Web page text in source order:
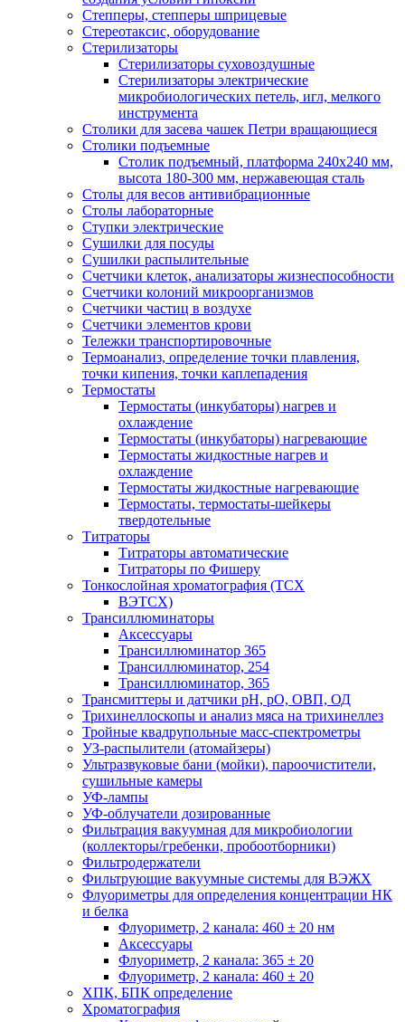
Степперы, степперы шприцевые
Стереотаксис, оборудование
Стерилизаторы
Стерилизаторы суховоздушные
Стерилизаторы электрические
микробиологических петель, игл, мелкого
инструмента
Столики для засева чашек Петри вращающиеся
Столики подъемные
Столик подъемный, платформа 240х240 мм,
высота 180-300 мм, нержавеющая сталь
Столы для весов антивибрационные
Столы лабораторные
Ступки электрические
Сушилки для посуды
Сушилки распылительные
Счетчики клеток, анализаторы жизнеспособности
Счетчики колоний микроорганизмов
Счетчики частиц в воздухе
Счетчики элементов крови
Тележки транспортировочные
Термоанализ, определение точки плавления,
точки кипения, точки каплепадения
Термостаты
Термостаты (инкубаторы) нагрев и
охлаждение
Термостаты (инкубаторы) нагревающие
Термостаты жидкостные нагрев и
охлаждение
Термостаты жидкостные нагревающие
Термостаты, термостаты-шейкеры
твердотельные
Титраторы
Титраторы автоматические
Титраторы по Фишеру
Тонкослойная хроматография (ТСХ
ВЭТСХ)
Трансиллюминаторы
Аксессуары
Трансиллюминатор 365
Трансиллюминатор, 254
Трансиллюминатор, 365
Трансмиттеры и датчики рН, рО, ОВП, ОД
Трихинеллоскопы и анализ мяса на трихинеллез
Тройные квадрупольные масс-спектрометры
УЗ-распылители (атомайзеры)
Ультразвуковые бани (мойки), пароочистители,
сушильные камеры
УФ-лампы
УФ-облучатели дозированные
Фильтрация вакуумная для микробиологии
(коллекторы/гребенки, пробоотборники)
Фильтродержатели
Фильтрующие вакуумные системы для ВЭЖХ
Флуориметры для определения концентрации НК
и белка
Флуориметр, 2 канала: 460 ± 20 нм
Аксессуары
Флуориметр, 2 канала: 365 ± 20
Флуориметр, 2 канала: 460 ± 20
ХПК, БПК определение
Хроматография